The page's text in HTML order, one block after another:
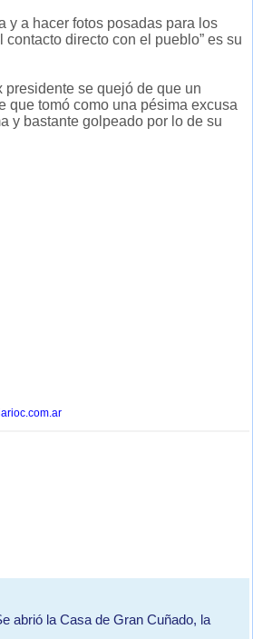
y a hacer fotos posadas para los
directo con el pueblo” es su
se quejó de que un
que tomó como una pésima excusa
y bastante golpeado por lo de su
abrió la Casa de Gran Cuñado, la